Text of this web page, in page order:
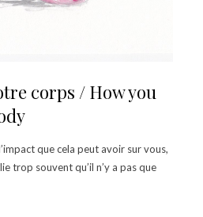
corps / How you
que cela peut avoir sur vous,
trop souvent qu’il n’y a pas que